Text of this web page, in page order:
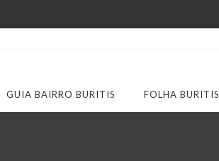
GUIA BAIRRO BURITIS FOLHA BURITIS